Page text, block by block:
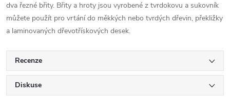
dva řezné břity. Břity a hroty jsou vyrobené z tvrdokovu a sukovník
můžete použít pro vrtání do měkkých nebo tvrdých dřevin, překližky
a laminovaných dřevotřískových desek.
Recenze
Diskuse